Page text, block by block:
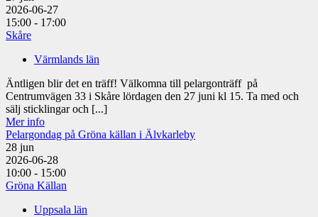
2026-06-27
15:00 - 17:00
Skåre
Värmlands län
Äntligen blir det en träff! Välkomna till pelargonträff på
Centrumvägen 33 i Skåre lördagen den 27 juni kl 15. Ta med och
sälj sticklingar och [...]
Mer info
Pelargondag på Gröna källan i Älvkarleby
28 jun
2026-06-28
10:00 - 15:00
Gröna Källan
Uppsala län